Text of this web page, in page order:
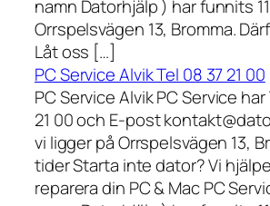
namn Datorhjälp ) har funnits
Orrspelsvägen 13, Bromma.
Låt oss […]
PC Service Alvik Tel 08 37 21 00
PC Service Alvik PC Service
21 00 och E-post
vi ligger på Orrspelsvägen 13,
tider Starta inte dator? Vi
reparera din PC & Mac PC